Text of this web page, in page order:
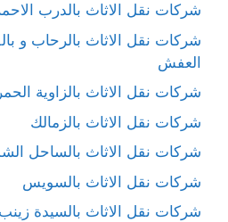
شركات نقل الاثاث بالدرب
شركات نقل الاثاث بالرحاب و
العفش
شركات نقل الاثاث بالزاوية
شركات نقل الاثاث بالزمالك
شركات نقل الاثاث بالساحل
شركات نقل الاثاث بالسويس
شركات نقل الاثاث بالسيدة زينب